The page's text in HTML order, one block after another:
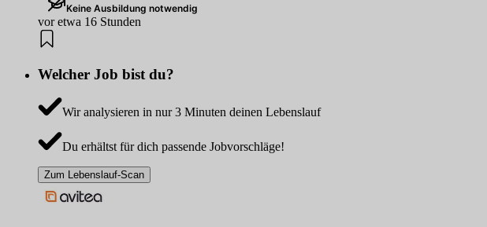
Keine Ausbildung notwendig
vor etwa 16 Stunden
Welcher Job bist du?
Wir analysieren in nur 3 Minuten deinen Lebenslauf
Du erhältst für dich passende Jobvorschläge!
Zum Lebenslauf-Scan